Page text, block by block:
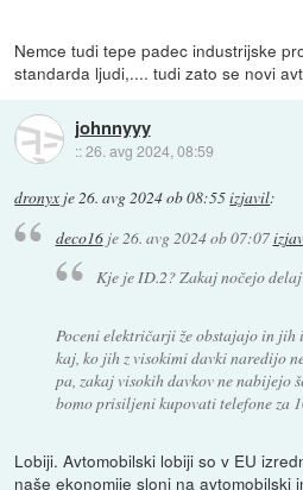
Nemce tudi tepe padec industrijske
standarda ljudi,.... tudi zato se novi
johnnyyy
::26. avg 2024, 08:59
dronyx je26. avg 2024 ob 08:55izjavil:
deco16je26. avg 2024 ob 07:07
Kje je ID.2? Zakaj nočejo
Poceni električarji že obstajajo in jih
kaj, ko jih z visokimi davki naredijo
pa, zakaj visokih davkov ne nabijejo
bomo prisiljeni kupovati telefone za
Lobiji. Avtomobilski lobiji so v EU
naše ekonomije sloni na avtomobilski